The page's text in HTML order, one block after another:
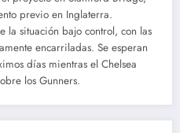
previo en Inglaterra.
la situación bajo control, con las
encarriladas. Se esperan
días mientras el Chelsea
los Gunners.